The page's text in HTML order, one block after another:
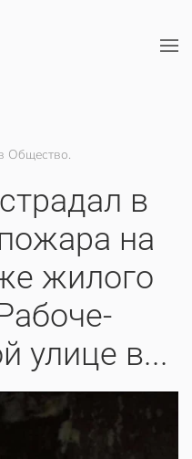
Общество.
в
на
жилого
улице в...